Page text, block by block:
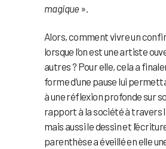
magique ».
Alors, comment vivre un
lorsque l’on est une artiste
autres ? Pour elle, cela a
forme d’une pause lui
à une réflexion profonde sur
rapport à la société à travers
mais aussi le dessin et
parenthèse a éveillé en elle